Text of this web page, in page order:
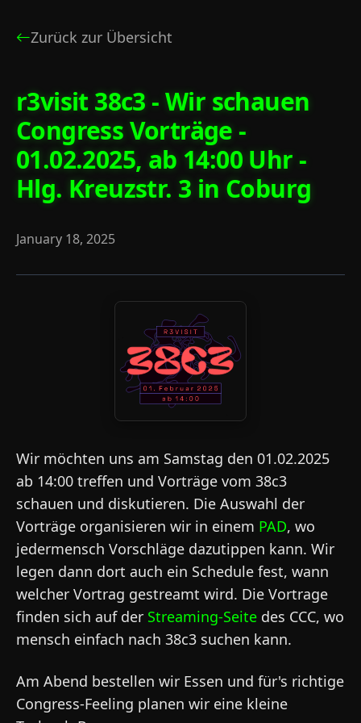
Zurück zur Übersicht
r3visit 38c3 - Wir schauen
Congress Vorträge -
01.02.2025, ab 14:00 Uhr -
Hlg. Kreuzstr. 3 in Coburg
January 18, 2025
Wir möchten uns am Samstag den 01.02.2025
ab 14:00 treffen und Vorträge vom 38c3
schauen und diskutieren. Die Auswahl der
Vorträge organisieren wir in einem PAD, wo
jedermensch Vorschläge dazutippen kann. Wir
legen dann dort auch ein Schedule fest, wann
welcher Vortrag gestreamt wird. Die Vortrage
finden sich auf der Streaming-Seite des CCC, wo
mensch einfach nach 38c3 suchen kann.
Am Abend bestellen wir Essen und für's richtige
Congress-Feeling planen wir eine kleine